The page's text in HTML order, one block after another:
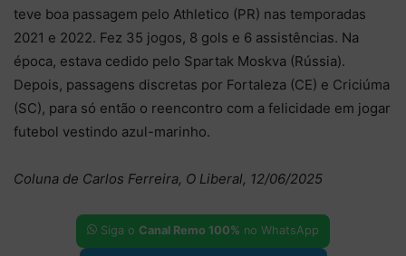
teve boa passagem pelo Athletico (PR) nas temporadas
2021 e 2022. Fez 35 jogos, 8 gols e 6 assistências. Na
época, estava cedido pelo Spartak Moskva (Rússia).
Depois, passagens discretas por Fortaleza (CE) e Criciúma
(SC), para só então o reencontro com a felicidade em jogar
futebol vestindo azul-marinho.
Coluna de Carlos Ferreira, O Liberal, 12/06/2025
Siga o Canal Remo 100% no WhatsApp